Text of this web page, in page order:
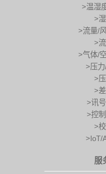
>温湿
>
>流量/
>
>气体/
>压力
>
>
>讯
>控
>
>IoT/
服